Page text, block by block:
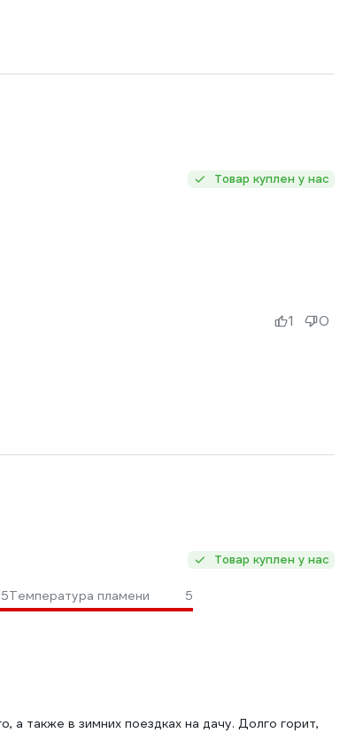
Товар куплен у нас
1 0
Товар куплен у нас
5Температура пламени
5
а также в зимних поездках на дачу. Долго горит,